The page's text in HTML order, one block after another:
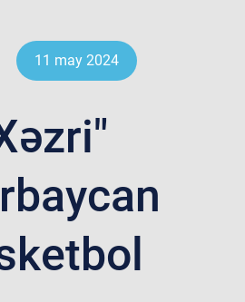
11 may 2024